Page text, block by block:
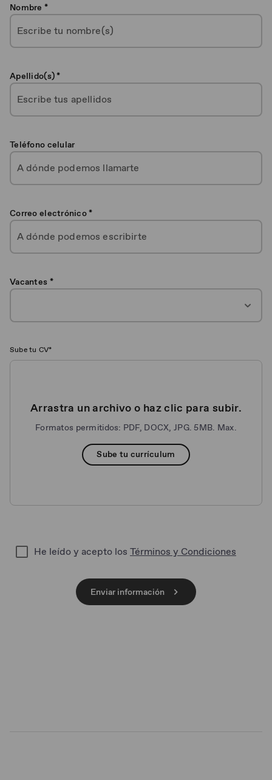
Nombre *
Apellido(s) *
Teléfono celular
Correo electrónico *
Vacantes *
Sube tu CV*
Arrastra un archivo o haz clic para subir.
Formatos permitidos: PDF, DOCX, JPG. 5MB. Max.
Sube tu currículum
He leído y acepto los Términos y Condiciones
Enviar información